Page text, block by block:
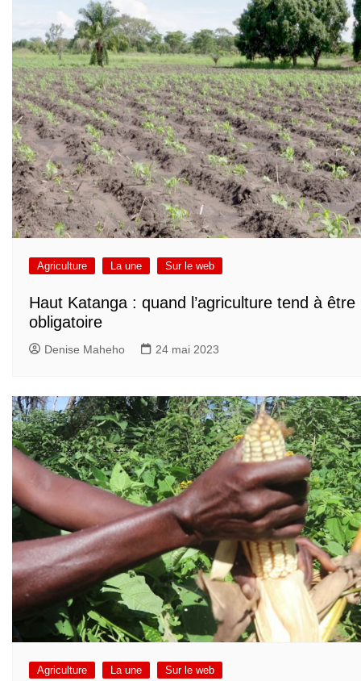
Agriculture La une Sur le web
Haut Katanga : quand l’agriculture tend à être
obligatoire
Denise Maheho 24 mai 2023
Agriculture La une Sur le web